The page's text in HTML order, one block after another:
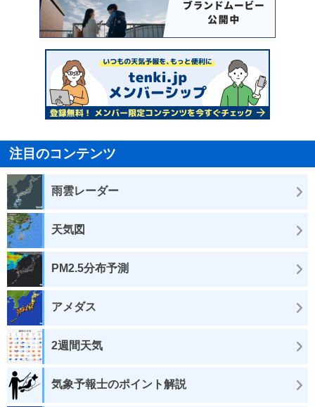
注目のコンテンツ
雨雲レーダー
天気図
PM2.5分布予測
アメダス
2週間天気
気象予報士のポイント解説